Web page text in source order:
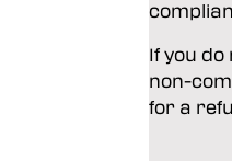
If you
non-
for a